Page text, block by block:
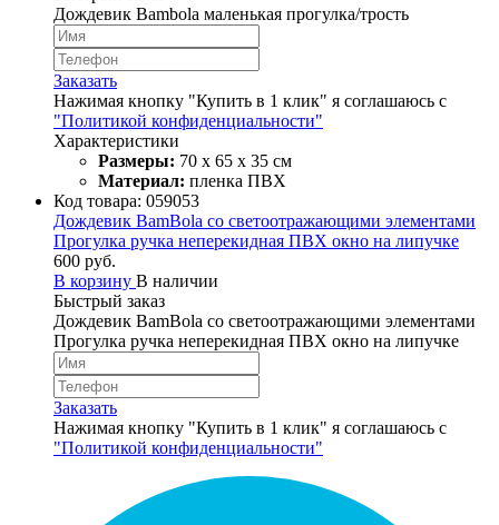
Дождевик Bambola маленькая прогулка/трость
Заказать
Нажимая кнопку "Купить в 1 клик" я соглашаюсь с
"Политикой конфиденциальности"
Характеристики
Размеры: 70 х 65 х 35 см
Материал: пленка ПВХ
Код товара: 059053
Дождевик BamBola со светоотражающими элементами
Прогулка ручка неперекидная ПВХ окно на липучке
600 руб.
В корзину В наличии
Быстрый заказ
Дождевик BamBola со светоотражающими элементами
Прогулка ручка неперекидная ПВХ окно на липучке
Заказать
Нажимая кнопку "Купить в 1 клик" я соглашаюсь с
"Политикой конфиденциальности"